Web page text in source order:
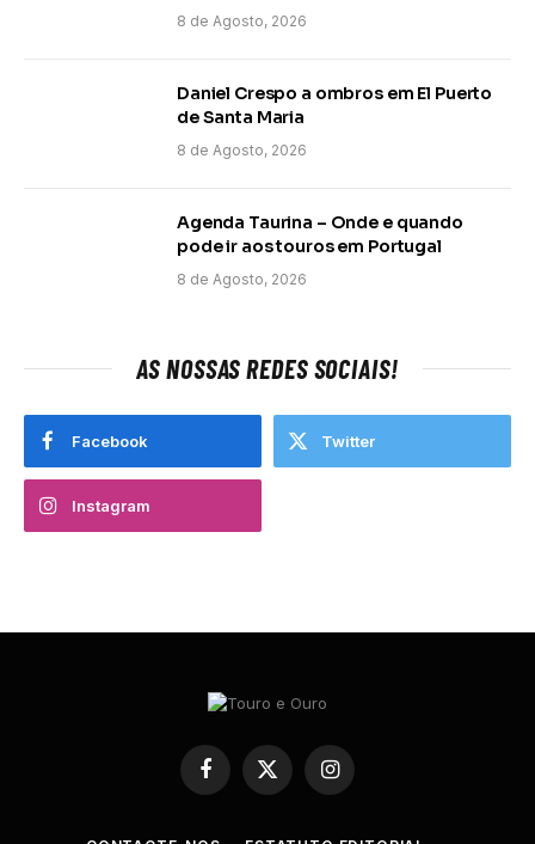
8 de Agosto, 2026
Daniel Crespo a ombros em El Puerto
de Santa Maria
8 de Agosto, 2026
Agenda Taurina – Onde e quando
pode ir aos touros em Portugal
8 de Agosto, 2026
AS NOSSAS REDES SOCIAIS!
Facebook Twitter
Instagram
Facebook
X
(Twitter)
Instagram